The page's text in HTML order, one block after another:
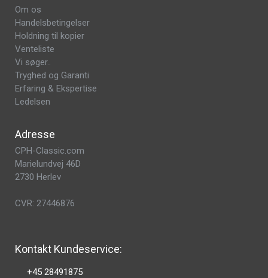
Om os
Handelsbetingelser
Holdning til kopier
Venteliste
Vi søger..
Tryghed og Garanti
Erfaring & Ekspertise
Ledelsen
Adresse
CPH-Classic.com
Marielundvej 46D
2730 Herlev
CVR: 27446876
Kontakt Kundeservice:
+45 28491875